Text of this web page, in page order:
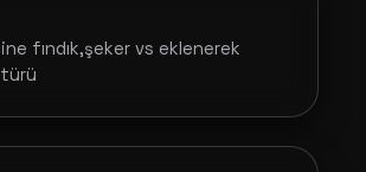
fındık,şeker vs eklenerek